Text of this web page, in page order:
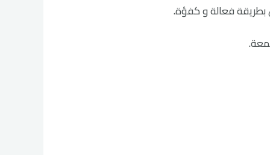
بطريقة فعالة و كفؤة.